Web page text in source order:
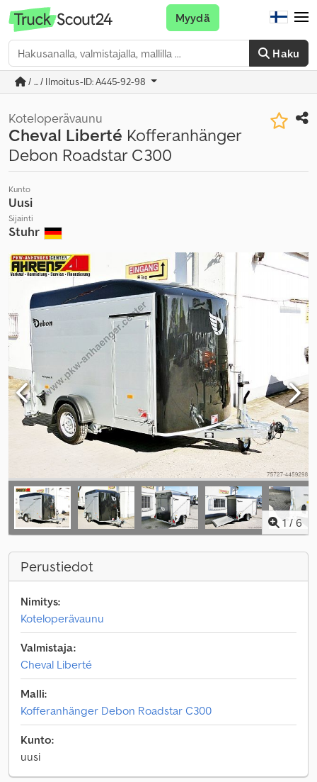
Haku
Myydä
/ ... / Ilmoitus-ID: A445-92-98
Koteloperävaunu
Cheval Liberté Kofferanhänger
Debon Roadstar C300
Kunto
Uusi
Sijainti
Stuhr
1 / 6
Perustiedot
Nimitys:
Koteloperävaunu
Valmistaja:
Cheval Liberté
Malli:
Kofferanhänger Debon Roadstar C300
Kunto:
uusi